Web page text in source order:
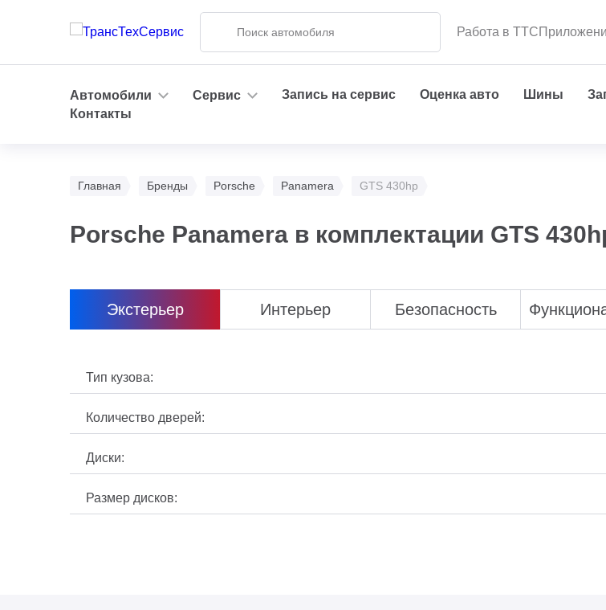
Работа в ТТС
Автомобили Сервис Запись на сервис Оценка авто Шины
Контакты
Главная Бренды Porsche Panamera GTS 430hp
Porsche Panamera в комплектации GTS
Экстерьер Интерьер Безопасность
Тип кузова:
Количество дверей:
Диски:
Размер дисков: